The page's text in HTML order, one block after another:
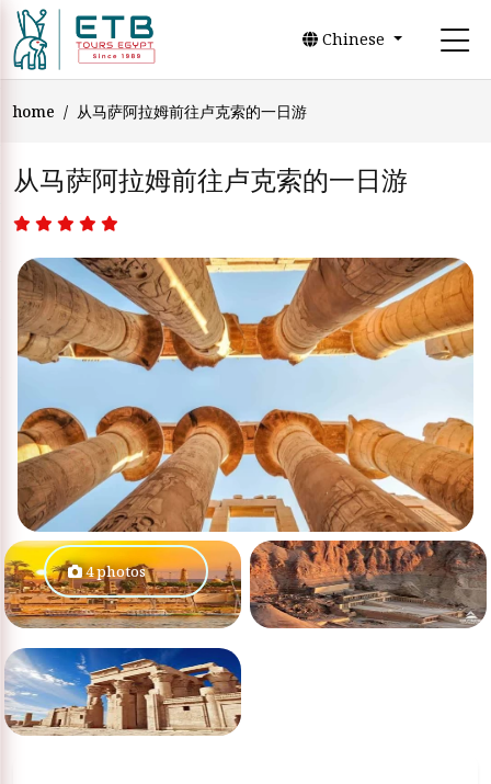
Chinese
home 从马萨阿拉姆前往卢克索的一日游
从马萨阿拉姆前往卢克索的一日游
4 photos